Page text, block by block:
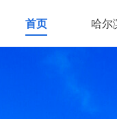
首页 哈尔